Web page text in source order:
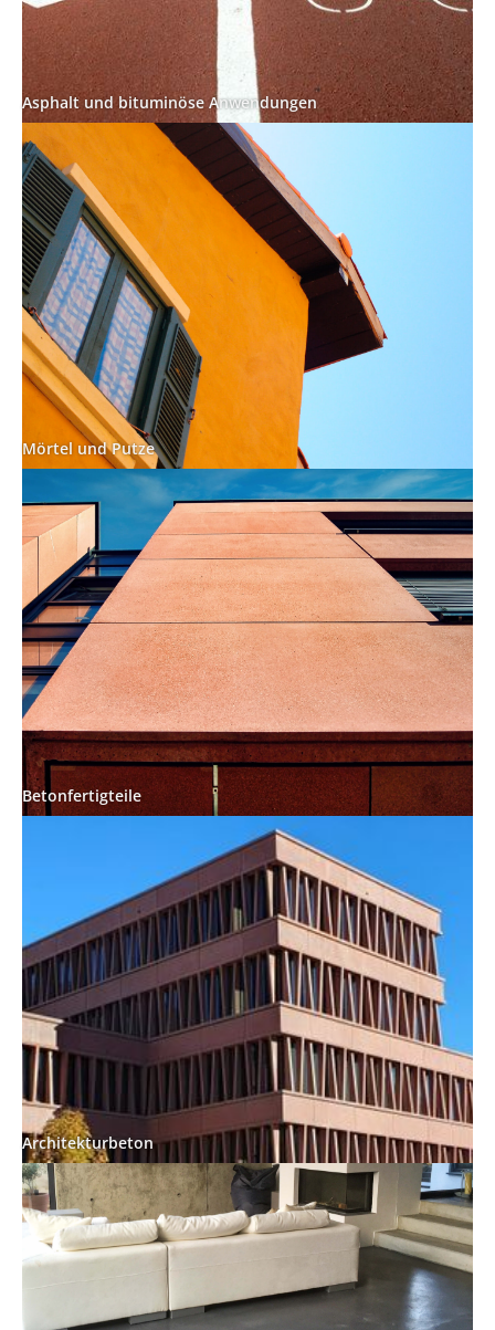
Asphalt und bituminöse Anwendungen
Mörtel und Putze
Betonfertigteile
Architekturbeton